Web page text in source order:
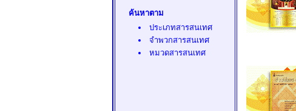
ค้นหาตาม
ประเภทสารสนเทศ
จำพวกสารสนเทศ
หมวดสารสนเทศ